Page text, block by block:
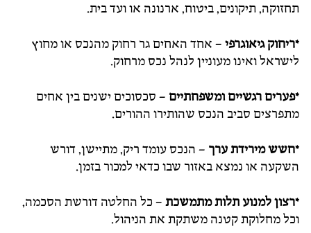
תחזוקה, תיקונים, ביטוח, ארנונה או ועד בית.
*ריחוק גיאוגרפי – אחד האחים גר רחוק מהנכס או מחוץ
לישראל ואינו מעוניין לנהל נכס מרחוק.
*פערים רגשיים ומשפחתיים – סכסוכים ישנים בין אחים
מתפרצים סביב הנכס שהותירו ההורים.
*חשש מירידת ערך – הנכס עומד ריק, מתיישן, דורש
השקעה או נמצא באזור שבו כדאי למכור בזמן.
*רצון למנוע תלות מתמשכת – כל החלטה דורשת הסכמה,
וכל מחלוקת קטנה משתקת את הניהול.